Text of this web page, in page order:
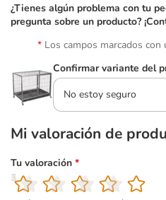
¿Tienes algún problema con tu
pregunta sobre un producto?
Los campos marcados
Confirmar variante del
No estoy seguro
Mi valoración de
Tu valoración *
1
2
3
4
5